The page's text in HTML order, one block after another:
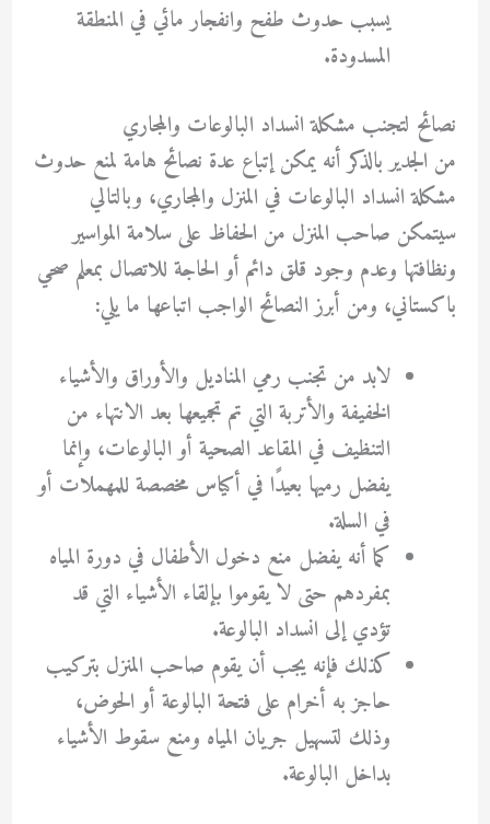
يسبب حدوث طفح وانفجار مائي في المنطقة
المسدودة.
نصائح لتجنب مشكلة انسداد البالوعات والمجاري
من الجدير بالذكر أنه يمكن إتباع عدة نصائح هامة لمنع حدوث
مشكلة انسداد البالوعات في المنزل والمجاري، وبالتالي
سيتمكن صاحب المنزل من الحفاظ على سلامة المواسير
ونظافتها وعدم وجود قلق دائم أو الحاجة للاتصال بمعلم صحي
باكستاني، ومن أبرز النصائح الواجب اتباعها ما يلي:
لابد من تجنب رمي المناديل والأوراق والأشياء
الخفيفة والأتربة التي تم تجميعها بعد الانتهاء من
التنظيف في المقاعد الصحية أو البالوعات، وإنما
يفضل رميها بعيدًا في أكياس مخصصة للمهملات أو
في السلة.
كما أنه يفضل منع دخول الأطفال في دورة المياه
بمفردهم حتى لا يقوموا بإلقاء الأشياء التي قد
تؤدي إلى انسداد البالوعة.
كذلك فإنه يجب أن يقوم صاحب المنزل بتركيب
حاجز به أخرام على فتحة البالوعة أو الحوض،
وذلك لتسهيل جريان المياه ومنع سقوط الأشياء
بداخل البالوعة.